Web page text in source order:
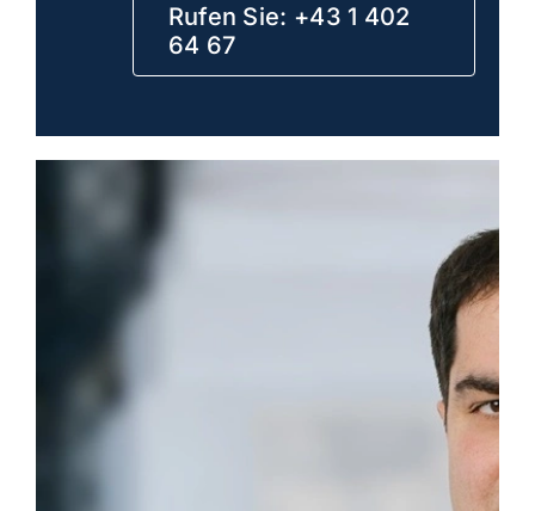
Rechtsinformationen
Rufen Sie: +43 1 402
64 67